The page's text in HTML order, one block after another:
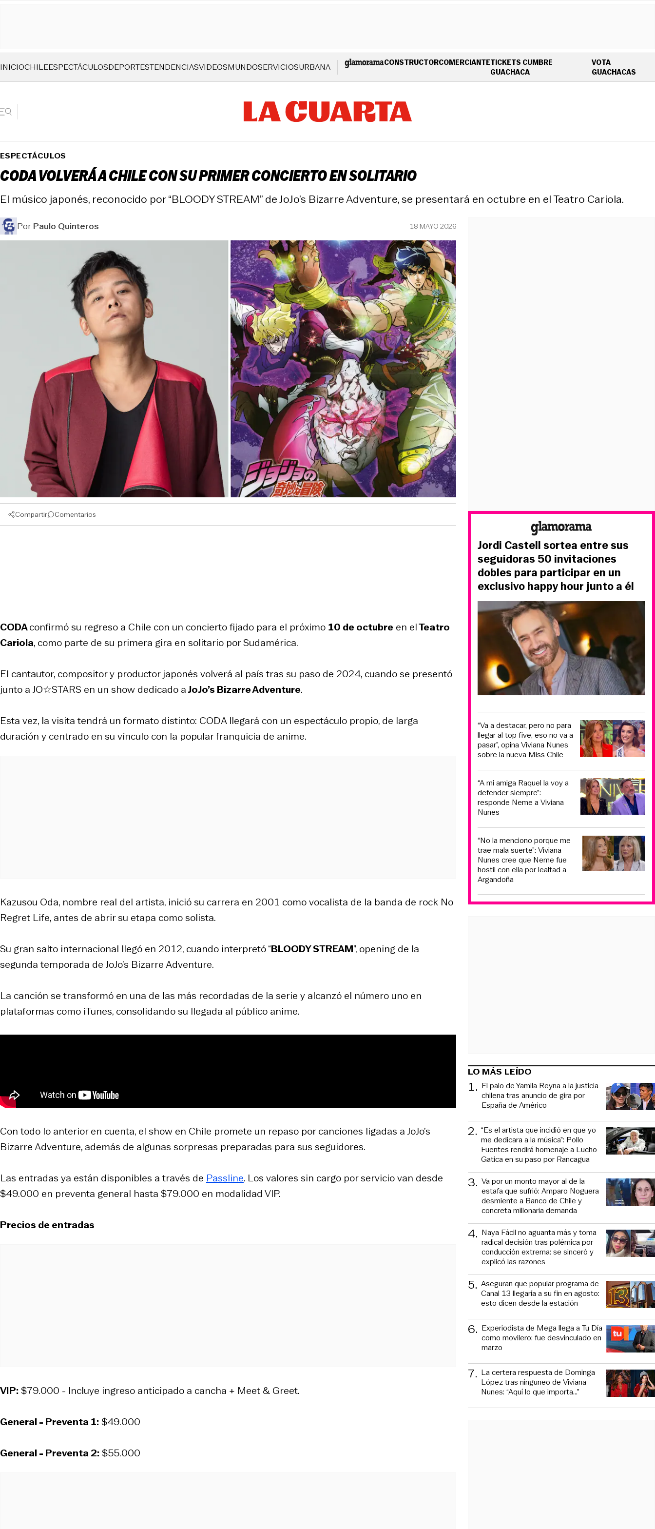
INICIOCHILEESPECTÁCULOSDEPORTESTENDENCIASVIDEOSMUNDOSERVICIOSURBANA CONSTRUCTORCOMERCIANTETICKETS CUMBRE
GUACHACAOPENS IN NEW WINDOW
VOTA
GUACHACAS
ESPECTÁCULOS
CODA VOLVERÁ A CHILE CON SU PRIMER CONCIERTO EN SOLITARIO
El músico japonés, reconocido por “BLOODY STREAM” de JoJo’s Bizarre Adventure, se presentará en octubre en el Teatro Cariola.
PorPaulo Quinteros 18 MAYO 2026
Compartir Comentarios
CODAconfirmó su regreso a Chile con un concierto fijado para el próximo 10 de octubre en elTeatro
Cariola, como parte de su primera gira en solitario por Sudamérica.
El cantautor, compositor y productor japonés volverá al país tras su paso de 2024, cuando se presentó
junto a JO☆STARS en un show dedicado aJoJo’s Bizarre Adventure.
Esta vez, la visita tendrá un formato distinto: CODA llegará con un espectáculo propio, de larga
duración y centrado en su vínculo con la popular franquicia de anime.
Kazusou Oda, nombre real del artista, inició su carrera en 2001 como vocalista de la banda de rock No
Regret Life, antes de abrir su etapa como solista.
Su gran salto internacional llegó en 2012, cuando interpretó “BLOODY STREAM”, opening de la
segunda temporada de JoJo’s Bizarre Adventure.
La canción se transformó en una de las más recordadas de la serie y alcanzó el número uno en
plataformas como iTunes, consolidando su llegada al público anime.
Con todo lo anterior en cuenta, el show en Chile promete un repaso por canciones ligadas a JoJo’s
Bizarre Adventure, además de algunas sorpresas preparadas para sus seguidores.
Las entradas ya están disponibles a través de Passline. Los valores sin cargo por servicio van desde
$49.000 en preventa general hasta $79.000 en modalidad VIP.
Precios de entradas
VIP:$79.000 - Incluye ingreso anticipado a cancha + Meet & Greet.
General - Preventa 1:$49.000
General - Preventa 2:$55.000
Jordi Castell sortea entre sus
seguidoras 50 invitaciones
dobles para participar en un
exclusivo happy hour junto a él
“Va a destacar, pero no para
llegar al top five, eso no va a
pasar”, opina Viviana Nunes
sobre la nueva Miss Chile
“A mi amiga Raquel la voy a
defender siempre”:
responde Neme a Viviana
Nunes
“No la menciono porque me
trae mala suerte”: Viviana
Nunes cree que Neme fue
hostil con ella por lealtad a
Argandoña
LO MÁS LEÍDO
1. El palo de Yamila Reyna a la justicia
chilena tras anuncio de gira por
España de Américo
2. “Es el artista que incidió en que yo
me dedicara a la música”: Pollo
Fuentes rendirá homenaje a Lucho
Gatica en su paso por Rancagua
3. Va por un monto mayor al de la
estafa que sufrió: Amparo Noguera
desmiente a Banco de Chile y
concreta millonaria demanda
4. Naya Fácil no aguanta más y toma
radical decisión tras polémica por
conducción extrema: se sinceró y
explicó las razones
5. Aseguran que popular programa de
Canal 13 llegaría a su fin en agosto:
esto dicen desde la estación
6. Experiodista de Mega llega a Tu Día
como movilero: fue desvinculado en
marzo
7. La certera respuesta de Dominga
López tras ninguneo de Viviana
Nunes: “Aquí lo que importa...”